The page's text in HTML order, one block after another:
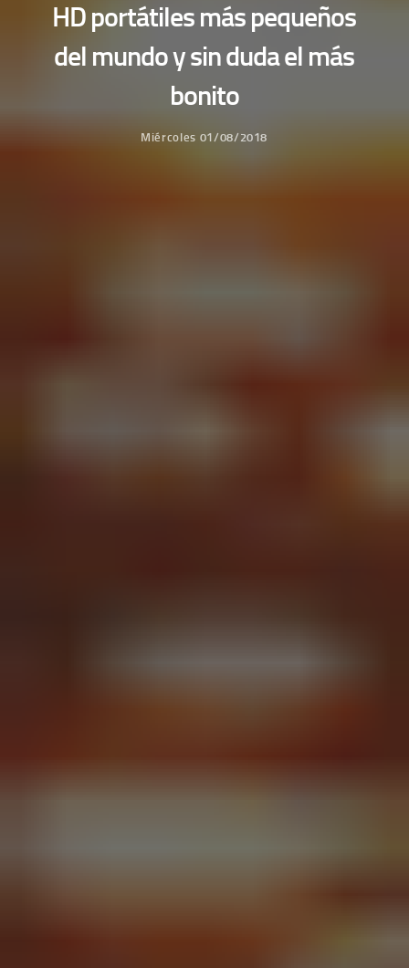
HD portátiles más pequeños
del mundo y sin duda el más
bonito
Miércoles 01/08/2018